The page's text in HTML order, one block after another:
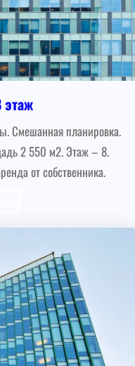
Смешанная планировка.
2 550 м2. Этаж – 8.
от собственника.